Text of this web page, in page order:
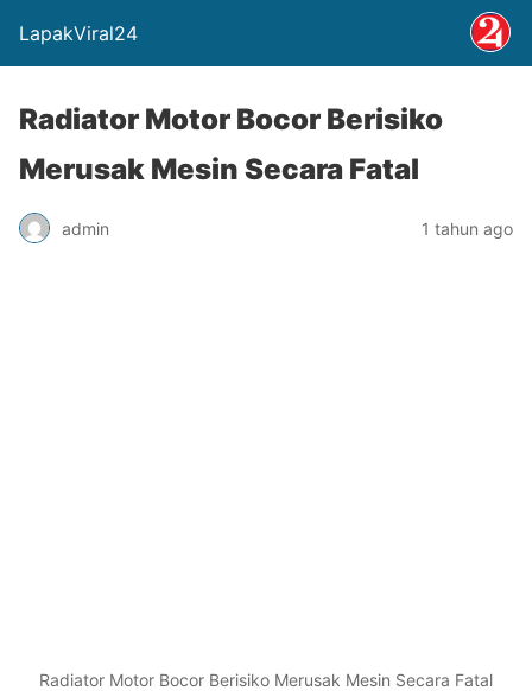
LapakViral24
Radiator Motor Bocor Berisiko
Merusak Mesin Secara Fatal
admin 1 tahun ago
Radiator Motor Bocor Berisiko Merusak Mesin Secara Fatal